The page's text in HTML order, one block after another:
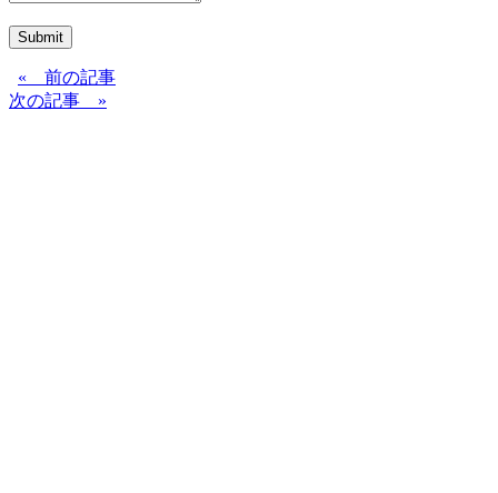
Submit
« 前の記事
次の記事 »